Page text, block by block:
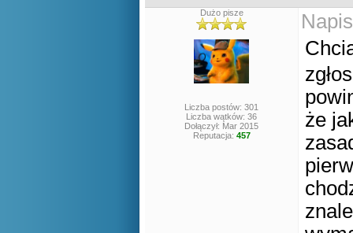
Dużo pisze
Liczba postów: 301
Liczba wątków: 36
Dołączył: Mar 2015
Reputacja: 457
że